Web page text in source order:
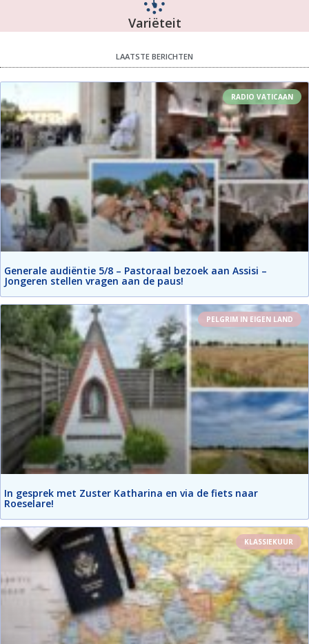
Variëteit
LAATSTE BERICHTEN
RADIO VATICAAN
Generale audiëntie 5/8 – Pastoraal bezoek aan Assisi –
Jongeren stellen vragen aan de paus!
PELGRIM IN EIGEN LAND
In gesprek met Zuster Katharina en via de fiets naar
Roeselare!
KLASSIEKUUR